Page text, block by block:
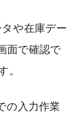
や在庫デー
面で確認で
。
の入力作業